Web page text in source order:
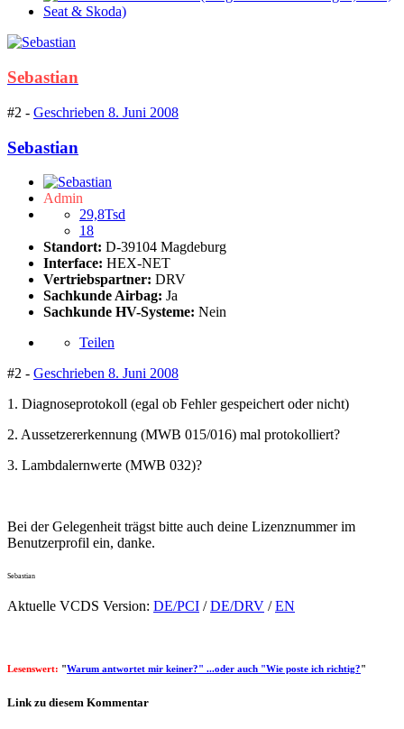
Sebastian
#2 - Geschrieben 8. Juni 2008
Sebastian
Admin
29,8Tsd
18
Standort: D-39104 Magdeburg
Interface: HEX-NET
Vertriebspartner: DRV
Sachkunde Airbag: Ja
Sachkunde HV-Systeme: Nein
Teilen
#2 - Geschrieben 8. Juni 2008
1. Diagnoseprotokoll (egal ob Fehler gespeichert oder nicht)
2. Aussetzererkennung (MWB 015/016) mal protokolliert?
3. Lambdalernwerte (MWB 032)?
Bei der Gelegenheit trägst bitte auch deine Lizenznummer im
Benutzerprofil ein, danke.
Sebastian
Aktuelle VCDS Version: DE/PCI /DE/DRV /EN
Lesenswert: "Warum antwortet mir keiner?" ...oder auch "Wie poste ich richtig?"
Link zu diesem Kommentar